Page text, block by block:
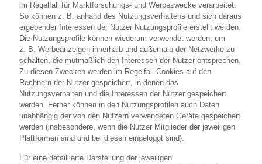
im Regelfall für Marktforschungs- und Werbezwecke verarbeitet.
So können z. B. anhand des Nutzungsverhaltens und sich daraus
ergebender Interessen der Nutzer Nutzungsprofile erstellt werden.
Die Nutzungsprofile können wiederum verwendet werden, um
z. B. Werbeanzeigen innerhalb und außerhalb der Netzwerke zu
schalten, die mutmaßlich den Interessen der Nutzer entsprechen.
Zu diesen Zwecken werden im Regelfall Cookies auf den
Rechnern der Nutzer gespeichert, in denen das
Nutzungsverhalten und die Interessen der Nutzer gespeichert
werden. Ferner können in den Nutzungsprofilen auch Daten
unabhängig der von den Nutzern verwendeten Geräte gespeichert
werden (insbesondere, wenn die Nutzer Mitglieder der jeweiligen
Plattformen sind und bei diesen eingeloggt sind).
Für eine detaillierte Darstellung der jeweiligen